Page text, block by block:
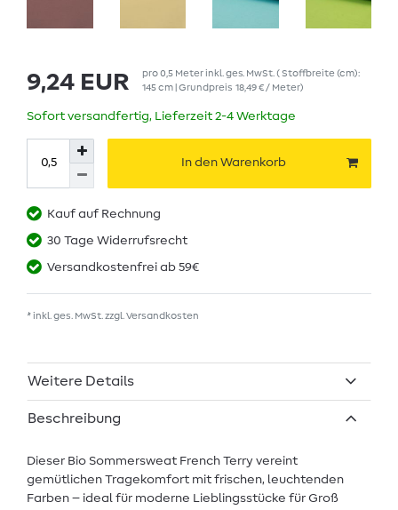
9,24 EUR pro0,5 Meterinkl. ges. MwSt. ( Stoffbreite (cm):
145 cm | Grundpreis 18,49 € / Meter)
Sofort versandfertig, Lieferzeit 2-4 Werktage
In den Warenkorb
Kauf auf Rechnung
30 Tage Widerrufsrecht
Versandkostenfrei ab 59€
* inkl. ges. MwSt. zzgl. Versandkosten
Weitere Details
Beschreibung
Dieser Bio Sommersweat French Terry vereint
gemütlichen Tragekomfort mit frischen, leuchtenden
Farben – ideal für moderne Lieblingsstücke für Groß